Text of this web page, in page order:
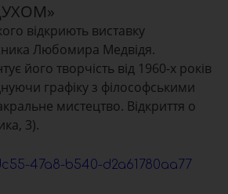
відкриють виставку
Любомира Медвідя.
його творчість від 1960-х років
графіку з філософськими
мистецтво. Відкриття о
3).